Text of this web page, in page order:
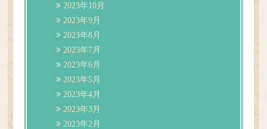
2023年10月
2023年9月
2023年8月
2023年7月
2023年6月
2023年5月
2023年4月
2023年3月
2023年2月